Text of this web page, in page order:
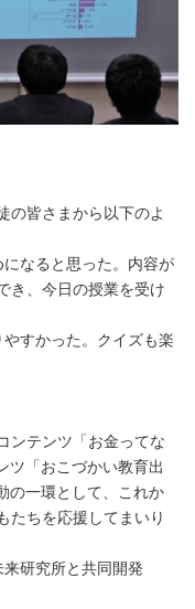
の皆さまから以下のよ
なると思った。内容が
き、今日の授業を受け
すかった。クイズも楽
ンテンツ「お金ってな
ツ「おこづかい教育出
の一環として、これか
たちを応援してまいり
研究所と共同開発